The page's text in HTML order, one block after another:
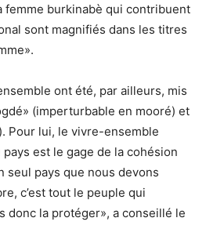
femme burkinabè qui contribuent
sont magnifiés dans les titres
ont été, par ailleurs, mis
(imperturbable en mooré) et
Pour lui, le vivre-ensemble
est le gage de la cohésion
seul pays que nous devons
c’est tout le peuple qui
donc la protéger», a conseillé le